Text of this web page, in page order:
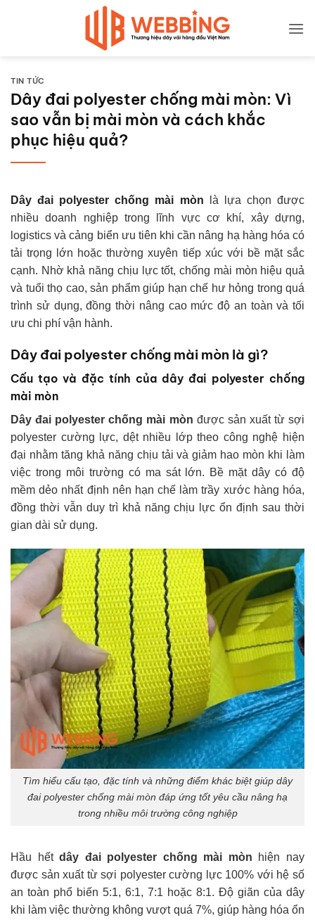
TIN TỨC
Dây đai polyester chống mài mòn: Vì
sao vẫn bị mài mòn và cách khắc
phục hiệu quả?
Dây đai polyester chống mài mòn là lựa chọn được
nhiều doanh nghiệp trong lĩnh vực cơ khí, xây dựng,
logistics và cảng biển ưu tiên khi cần nâng hạ hàng hóa có
tải trọng lớn hoặc thường xuyên tiếp xúc với bề mặt sắc
cạnh. Nhờ khả năng chịu lực tốt, chống mài mòn hiệu quả
và tuổi thọ cao, sản phẩm giúp hạn chế hư hỏng trong quá
trình sử dụng, đồng thời nâng cao mức độ an toàn và tối
ưu chi phí vận hành.
Dây đai polyester chống mài mòn là gì?
Cấu tạo và đặc tính của dây đai polyester chống
mài mòn
Dây đai polyester chống mài mòn được sản xuất từ sợi
polyester cường lực, dệt nhiều lớp theo công nghệ hiện
đại nhằm tăng khả năng chịu tải và giảm hao mòn khi làm
việc trong môi trường có ma sát lớn. Bề mặt dây có độ
mềm dẻo nhất định nên hạn chế làm trầy xước hàng hóa,
đồng thời vẫn duy trì khả năng chịu lực ổn định sau thời
gian dài sử dụng.
Tìm hiểu cấu tạo, đặc tính và những điểm khác biệt giúp dây
đai polyester chống mài mòn đáp ứng tốt yêu cầu nâng hạ
trong nhiều môi trường công nghiệp
Hầu hếtdây đai polyester chống mài mòn hiện nay
được sản xuất từ sợi polyester cường lực 100% với hệ số
an toàn phổ biến 5:1, 6:1, 7:1 hoặc 8:1. Độ giãn của dây
khi làm việc thường không vượt quá 7%, giúp hàng hóa ổn